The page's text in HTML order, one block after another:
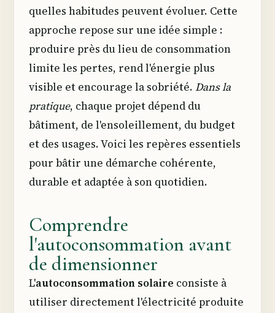
quelles habitudes peuvent évoluer. Cette
approche repose sur une idée simple :
produire près du lieu de consommation
limite les pertes, rend l'énergie plus
visible et encourage la sobriété. Dans la
pratique, chaque projet dépend du
bâtiment, de l'ensoleillement, du budget
et des usages. Voici les repères essentiels
pour bâtir une démarche cohérente,
durable et adaptée à son quotidien.
Comprendre
l'autoconsommation avant
de dimensionner
L'autoconsommation solaire consiste à
utiliser directement l'électricité produite